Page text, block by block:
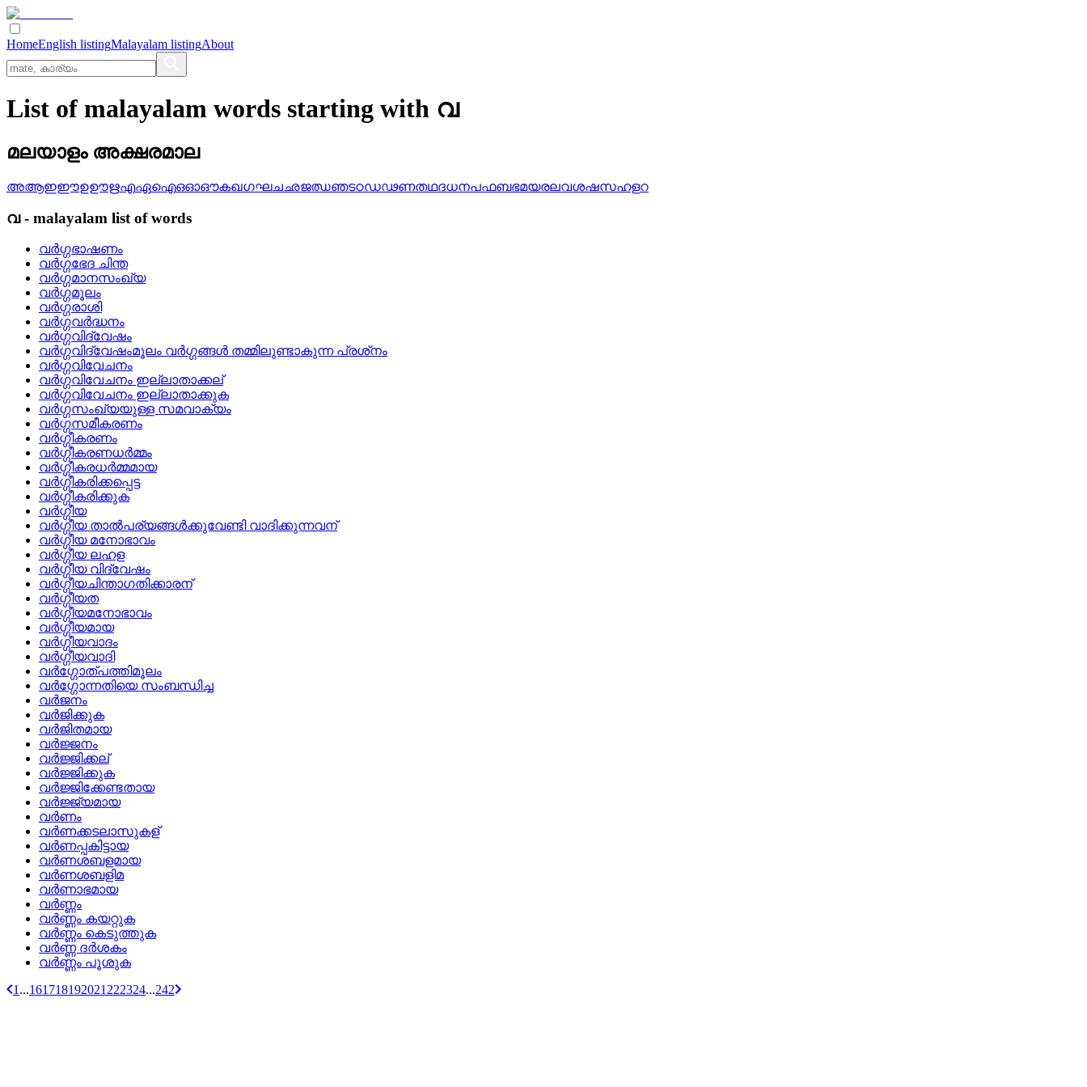
HomeEnglish listingMalayalam listingAbout
List of malayalam words starting with വ
മലയാളം അക്ഷരമാല
അആഇഈഉഊഋഎഏഐഒഓഔകഖഗഘചഛജഝഞടഠഡഢണതഥദധനപഫബഭമയരലവശഷസഹളറ
വ- malayalam list of words
വര്‍ഗ്ഗഭാഷണം
വര്‍ഗ്ഗഭേദ ചിന്ത
വര്‍ഗ്ഗമാനസംഖ്യ
വര്‍ഗ്ഗമൂലം
വര്‍ഗ്ഗരാശി
വര്‍ഗ്ഗവര്‍ദ്ധനം
വര്‍ഗ്ഗവിദ്വേഷം
വര്‍ഗ്ഗവിദ്വേഷംമൂലം വര്‍ഗ്ഗങ്ങള്‍ തമ്മിലുണ്ടാകുന്ന പ്രശ്‌നം
വര്‍ഗ്ഗവിവേചനം
വര്‍ഗ്ഗവിവേചനം ഇല്ലാതാക്കല്
വര്‍ഗ്ഗവിവേചനം ഇല്ലാതാക്കുക
വര്‍ഗ്ഗസംഖ്യയുള്ള സമവാക്യം
വര്‍ഗ്ഗസമീകരണം
വര്‍ഗ്ഗീകരണം
വര്‍ഗ്ഗീകരണധര്‍മ്മം
വര്‍ഗ്ഗീകരധര്‍മ്മമായ
വര്‍ഗ്ഗീകരിക്കപ്പെട്ട
വര്‍ഗ്ഗീകരിക്കുക
വര്‍ഗ്ഗീയ
വര്‍ഗ്ഗീയ താല്‍പര്യങ്ങള്‍ക്കുവേണ്ടി വാദിക്കുന്നവന്
വര്‍ഗ്ഗീയ മനോഭാവം
വര്‍ഗ്ഗീയ ലഹള
വര്‍ഗ്ഗീയ വിദ്വേഷം
വര്‍ഗ്ഗീയചിന്താഗതിക്കാരന്
വര്‍ഗ്ഗീയത
വര്‍ഗ്ഗീയമനോഭാവം
വര്‍ഗ്ഗീയമായ
വര്‍ഗ്ഗീയവാദം
വര്‍ഗ്ഗീയവാദി
വര്‍ഗ്ഗോത്‌പത്തിമൂലം
വര്‍ഗ്ഗോന്നതിയെ സംബന്ധിച്ച
വര്‍ജനം
വര്‍ജിക്കുക
വര്‍ജിതമായ
വര്‍ജ്ജനം
വര്‍ജ്ജിക്കല്
വര്‍ജ്ജിക്കുക
വര്‍ജ്ജിക്കേണ്ടതായ
വര്‍ജ്ജ്യമായ
വര്‍ണം
വര്‍ണക്കടലാസുകള്
വര്‍ണപ്പകിട്ടായ
വര്‍ണശബളമായ
വര്‍ണശബളിമ
വര്‍ണാഭമായ
വര്‍ണ്ണം
വര്‍ണ്ണം കയറ്റുക
വര്‍ണ്ണം കെടുത്തുക
വര്‍ണ്ണ ദര്‍ശകം
വര്‍ണ്ണം പൂശുക
1 ...161718192021 222324...242